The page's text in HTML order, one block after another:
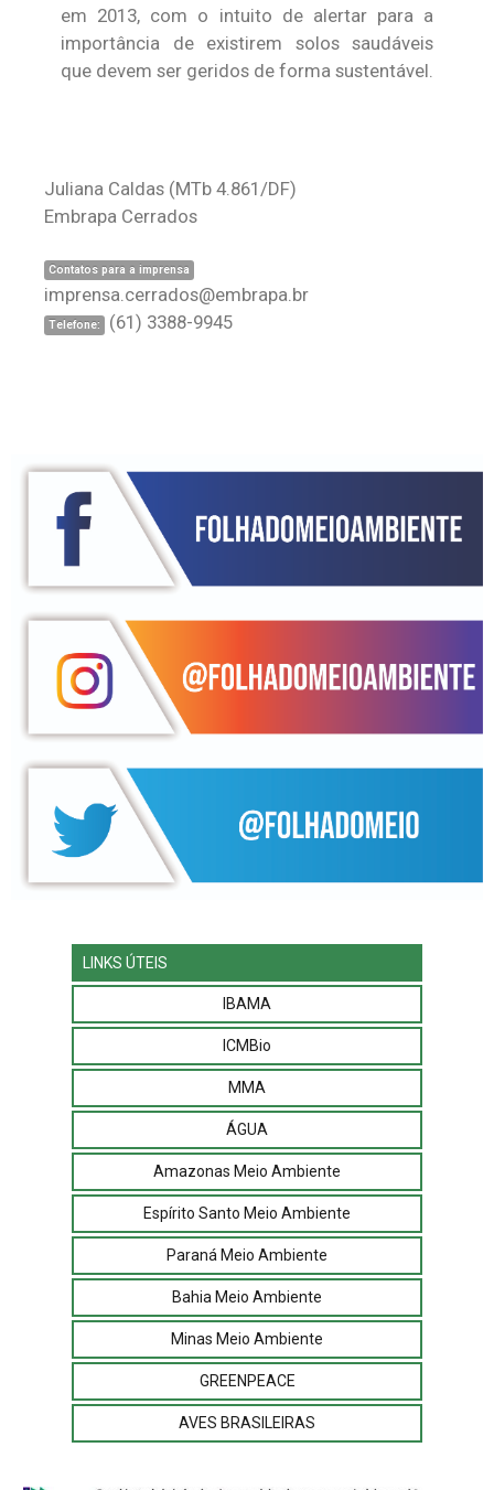
em 2013, com o intuito de alertar para a
importância de existirem solos saudáveis
que devem ser geridos de forma sustentável.
Juliana Caldas (MTb 4.861/DF)
Embrapa Cerrados
Contatos para a imprensa
imprensa.cerrados@embrapa.br
Telefone: (61) 3388-9945
LINKS ÚTEIS
IBAMA
ICMBio
MMA
ÁGUA
Amazonas Meio Ambiente
Espírito Santo Meio Ambiente
Paraná Meio Ambiente
Bahia Meio Ambiente
Minas Meio Ambiente
GREENPEACE
AVES BRASILEIRAS